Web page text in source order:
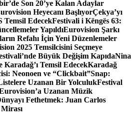
Son 20’ye Kalan Adaylar
Heyecanı BaşlıyorÇekya’yı
Temsil EdecekFestivali i Këngës 63:
YapıldıEurovision Şarkı
Refahı İçin Yeni Düzenlemeler
2025 Temsilcisini Seçmeye
Büyük Değişim KapıdaNina
Karadağ’ı Temsil EdecekKaradağ
Neonoen ve “Clickbait”Snap:
Uzanan Bir YolculukFestival
Uzanan Müzik
Fethetmek: Juan Carlos